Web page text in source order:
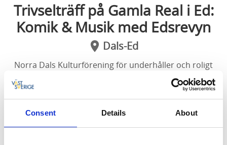
Consent Details About
Trivselträff på Gamla Real i Ed:
Komik & Musik med Edsrevyn
Dals-Ed
Norra Dals Kulturförening för underhåller och roligt
Den här kvällen står Norra Dals Kulturförening för